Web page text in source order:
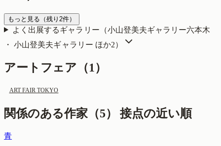
もっと見る （残り 2件）
よく出展するギャラリー（小山登美夫ギャラリー六本木
・ 小山登美夫ギャラリー ほか2）
アートフェア（1）
ART FAIR TOKYO
関係のある作家（5） 接点の近い順
青